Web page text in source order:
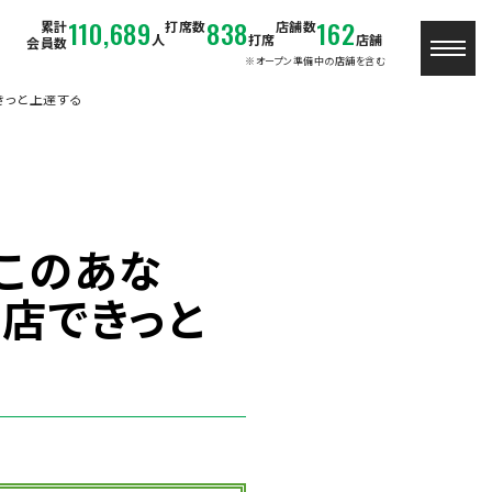
累計
会員数110,689 人
打席数838打席
店舗数162店舗
※オープン準備中の店舗を含む
っと上達する
のあな
できっと